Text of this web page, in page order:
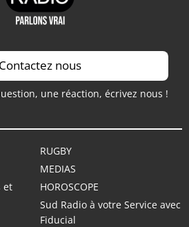
Contactez nous
une réaction, écrivez nous !
RUGBY
MEDIAS
et
HOROSCOPE
Sud Radio à votre Service avec
Fiducial